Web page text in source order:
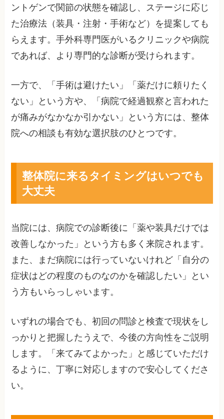
ントゲンで関節の状態を確認し、ステージに応じ
た治療法（装具・注射・手術など）を提案しても
らえます。手外科専門医がいるクリニックや病院
であれば、より専門的な診断が受けられます。
一方で、「手術は避けたい」「薬だけに頼りたく
ない」という方や、「病院で経過観察と言われた
が痛みがなかなか引かない」という方には、整体
院への相談も有効な選択肢のひとつです。
整体院に来るタイミングはいつでも
大丈夫
当院には、病院での診断後に「薬や装具だけでは
改善しなかった」という方も多く来院されます。
また、まだ病院には行っていないけれど「自分の
症状はどの程度のものなのかを確認したい」とい
う方もいらっしゃいます。
いずれの場合でも、初回の問診と検査で現状をし
っかりと把握したうえで、今後の方向性をご説明
します。「来てみてよかった」と感じていただけ
るように、丁寧に対応しますので安心してくださ
い。